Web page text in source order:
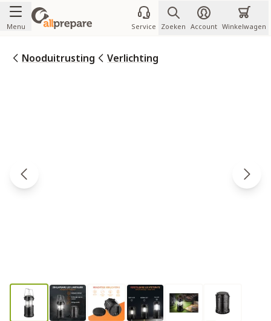
Ga naar de inhoud
Menu Service Zoeken Account Winkelwagen
Nooduitrusting Verlichting